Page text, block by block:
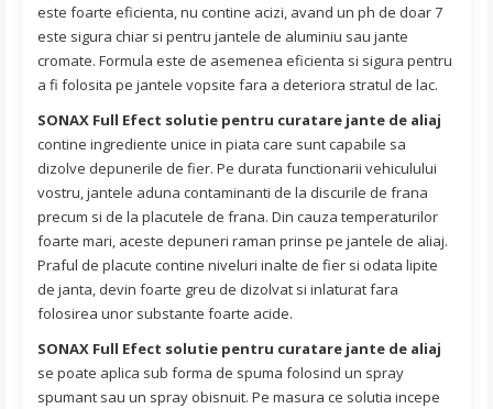
este foarte eficienta, nu contine acizi, avand un ph de doar 7
este sigura chiar si pentru jantele de aluminiu sau jante
cromate. Formula este de asemenea eficienta si sigura pentru
a fi folosita pe jantele vopsite fara a deteriora stratul de lac.
SONAX Full Efect solutie pentru curatare jante de aliaj
contine ingrediente unice in piata care sunt capabile sa
dizolve depunerile de fier. Pe durata functionarii vehiculului
vostru, jantele aduna contaminanti de la discurile de frana
precum si de la placutele de frana. Din cauza temperaturilor
foarte mari, aceste depuneri raman prinse pe jantele de aliaj.
Praful de placute contine niveluri inalte de fier si odata lipite
de janta, devin foarte greu de dizolvat si inlaturat fara
folosirea unor substante foarte acide.
SONAX Full Efect solutie pentru curatare jante de aliaj
se poate aplica sub forma de spuma folosind un spray
spumant sau un spray obisnuit. Pe masura ce solutia incepe